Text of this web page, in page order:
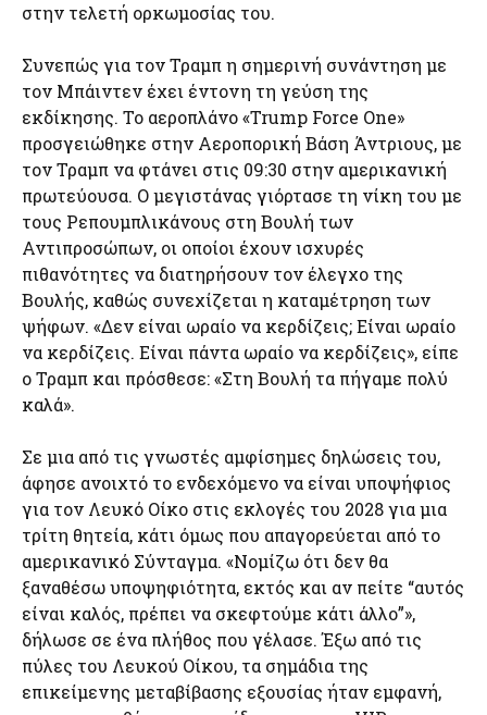
στην τελετή ορκωμοσίας του.
Συνεπώς για τον Τραμπ η σημερινή συνάντηση με
τον Μπάιντεν έχει έντονη τη γεύση της
εκδίκησης. Το αεροπλάνο «Trump Force One»
προσγειώθηκε στην Αεροπορική Βάση Άντριους, με
τον Τραμπ να φτάνει στις 09:30 στην αμερικανική
πρωτεύουσα. Ο μεγιστάνας γιόρτασε τη νίκη του με
τους Ρεπουμπλικάνους στη Βουλή των
Αντιπροσώπων, οι οποίοι έχουν ισχυρές
πιθανότητες να διατηρήσουν τον έλεγχο της
Βουλής, καθώς συνεχίζεται η καταμέτρηση των
ψήφων. «Δεν είναι ωραίο να κερδίζεις; Είναι ωραίο
να κερδίζεις. Είναι πάντα ωραίο να κερδίζεις», είπε
ο Τραμπ και πρόσθεσε: «Στη Βουλή τα πήγαμε πολύ
καλά».
Σε μια από τις γνωστές αμφίσημες δηλώσεις του,
άφησε ανοιχτό το ενδεχόμενο να είναι υποψήφιος
για τον Λευκό Οίκο στις εκλογές του 2028 για μια
τρίτη θητεία, κάτι όμως που απαγορεύεται από το
αμερικανικό Σύνταγμα. «Νομίζω ότι δεν θα
ξαναθέσω υποψηφιότητα, εκτός και αν πείτε “αυτός
είναι καλός, πρέπει να σκεφτούμε κάτι άλλο”»,
δήλωσε σε ένα πλήθος που γέλασε. Έξω από τις
πύλες του Λευκού Οίκου, τα σημάδια της
επικείμενης μεταβίβασης εξουσίας ήταν εμφανή,